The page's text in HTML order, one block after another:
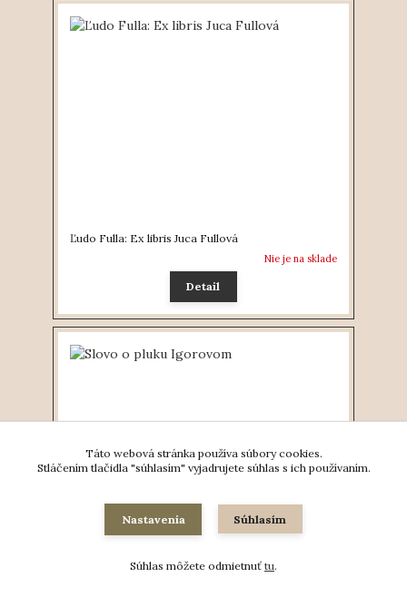
Ľudo Fulla: Ex libris Juca Fullová
Nie je na sklade
Detail
Slovo o pluku Igorovom
Táto webová stránka používa súbory cookies.
Stláčením tlačidla "súhlasím" vyjadrujete súhlas s ich používaním.
Nastavenia Súhlasím
Súhlas môžete odmietnuť tu.